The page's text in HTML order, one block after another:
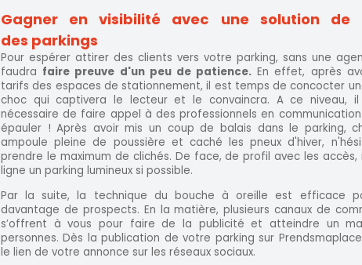
Gagner en visibilité avec une solution de
des parkings
Pour espérer attirer des clients vers votre parking, sans une
faudra faire preuve d'un peu de patience. En effet, après
tarifs des espaces de stationnement, il est temps de concocter
choc qui captivera le lecteur et le convaincra. A ce niveau,
nécessaire de faire appel à des professionnels en
épauler ! Après avoir mis un coup de balais dans le parking,
ampoule pleine de poussière et caché les pneux d'hiver,
prendre le maximum de clichés. De face, de profil avec les
ligne un parking lumineux si possible.
Par la suite, la technique du bouche à oreille est efficace
davantage de prospects. En la matière, plusieurs canaux de
s’offrent à vous pour faire de la publicité et atteindre un
personnes. Dès la publication de votre parking sur
le lien de votre annonce sur les réseaux sociaux.